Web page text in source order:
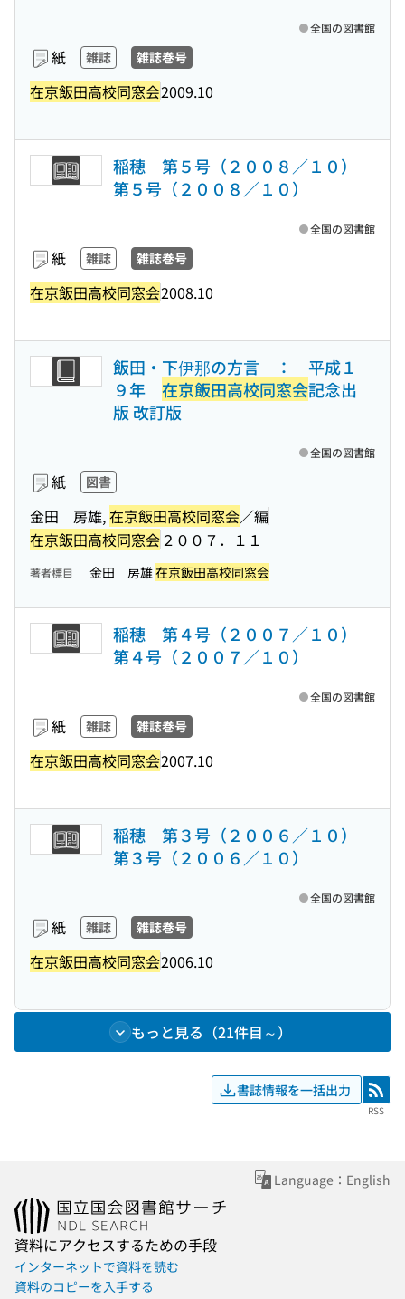
紙 雑誌 雑誌巻号
在京飯田高校同窓会2009.10
全国の図書館
稲穂 第５号（２００８／１０）
第５号（２００８／１０）
紙 雑誌 雑誌巻号
在京飯田高校同窓会2008.10
全国の図書館
飯田・下伊那の方言 ： 平成１
９年 在京飯田高校同窓会記念出
版 改訂版
紙 図書
金田 房雄,在京飯田高校同窓会／編
在京飯田高校同窓会 ２００７．１１
全国の図書館
著者標目 金田 房雄在京飯田高校同窓会
稲穂 第４号（２００７／１０）
第４号（２００７／１０）
紙 雑誌 雑誌巻号
在京飯田高校同窓会2007.10
全国の図書館
稲穂 第３号（２００６／１０）
第３号（２００６／１０）
紙 雑誌 雑誌巻号
在京飯田高校同窓会2006.10
全国の図書館
もっと見る（21件目～）
書誌情報を一括出力 RSS
RSS
Language：English
資料にアクセスするための手段
インターネットで資料を読む
資料のコピーを入手する